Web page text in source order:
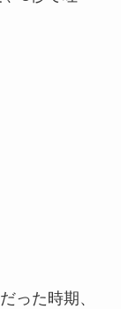
った時期、